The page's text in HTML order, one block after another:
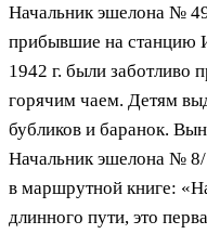
Начальник эшелона №
прибывшие на станцию
1942 г. были заботливо
горячим чаем. Детям
бубликов и баранок.
Начальник эшелона №
в маршрутной книге:
длинного пути, это